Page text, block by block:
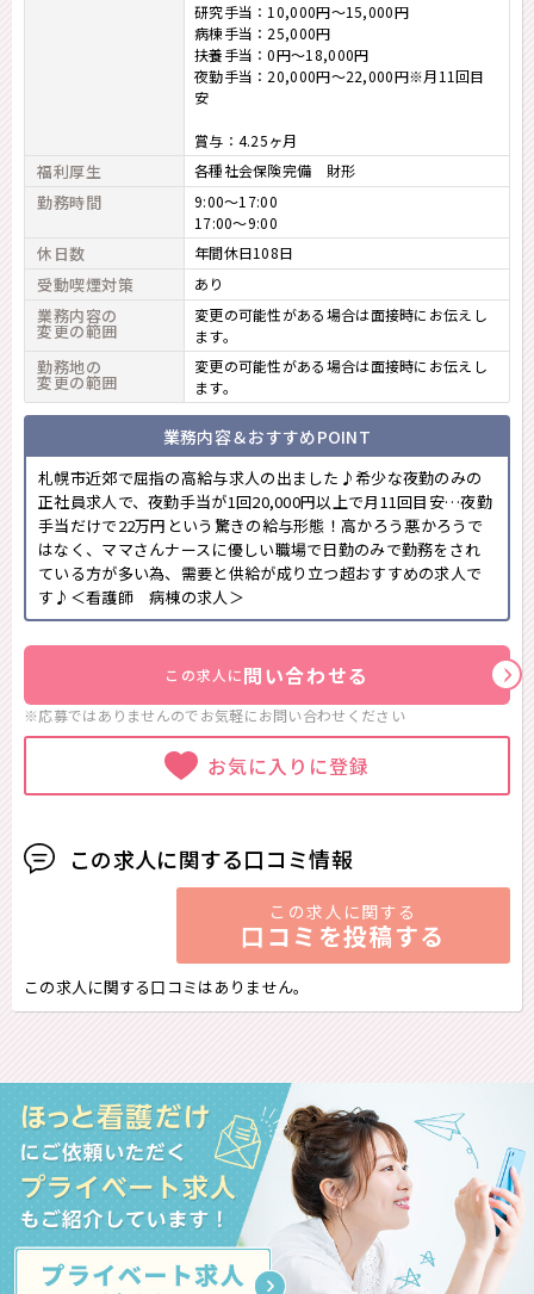
研究手当：10,000円～15,000円
病棟手当：25,000円
扶養手当：0円～18,000円
夜勤手当：20,000円～22,000円※月11回目
安
賞与：4.25ヶ月
福利厚生 各種社会保険完備 財形
勤務時間
9:00～17:00
17:00～9:00
休日数 年間休日108日
受動喫煙対策 あり
業務内容の
変更の範囲
変更の可能性がある場合は面接時にお伝えし
ます。
勤務地の
変更の範囲
変更の可能性がある場合は面接時にお伝えし
ます。
業務内容＆おすすめPOINT
札幌市近郊で屈指の高給与求人の出ました♪希少な夜勤のみの
正社員求人で、夜勤手当が1回20,000円以上で月11回目安…夜勤
手当だけで22万円という驚きの給与形態！高かろう悪かろうで
はなく、ママさんナースに優しい職場で日勤のみで勤務をされ
ている方が多い為、需要と供給が成り立つ超おすすめの求人で
す♪＜看護師 病棟の求人＞
この求人に問い合わせる
※応募ではありませんのでお気軽にお問い合わせください
お気に入りに登録
この求人に関する口コミ情報
この求人に関する
口コミを投稿する
この求人に関する口コミはありません。